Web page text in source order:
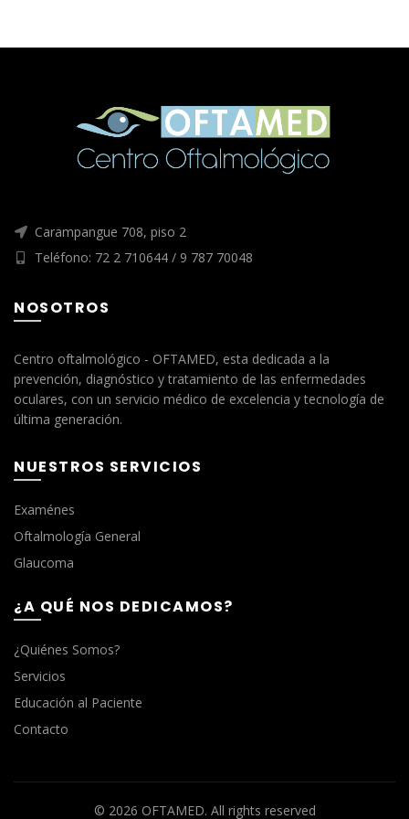
Carampangue 708, piso 2
Teléfono: 72 2 710644 / 9 787 70048
NOSOTROS
Centro oftalmológico - OFTAMED, esta dedicada a la
prevención, diagnóstico y tratamiento de las enfermedades
oculares, con un servicio médico de excelencia y tecnología de
última generación.
NUESTROS SERVICIOS
Examénes
Oftalmología General
Glaucoma
¿A QUÉ NOS DEDICAMOS?
¿Quiénes Somos?
Servicios
Educación al Paciente
Contacto
© 2026 OFTAMED. All rights reserved